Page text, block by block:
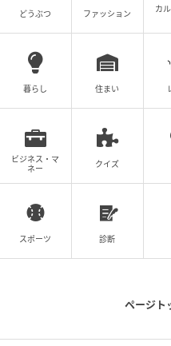
どうぶつ ファッション
カ
暮らし 住まい
ビジネス・マ
ネー
クイズ
スポーツ 診断
ページト